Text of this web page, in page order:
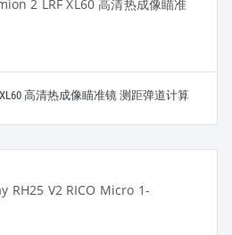
XL60 高清热成像瞄准镜 测距弹道计算